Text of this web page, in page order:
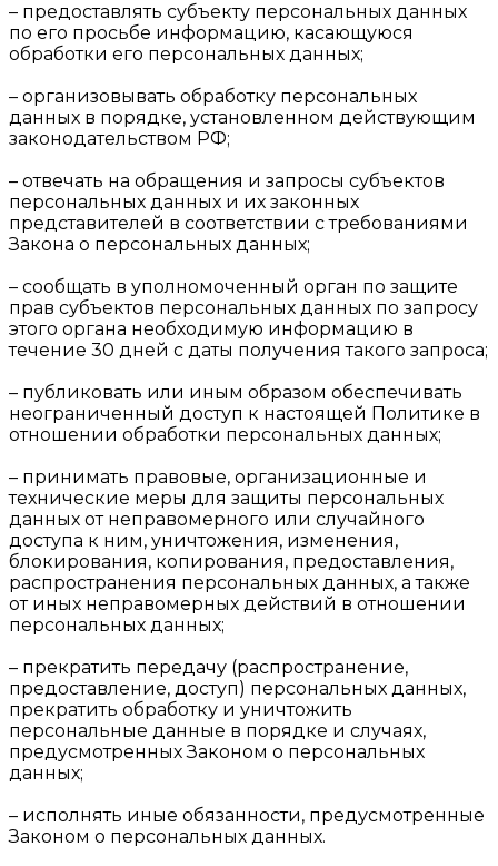
– предоставлять субъекту персональных данных
по его просьбе информацию, касающуюся
обработки его персональных данных;
– организовывать обработку персональных
данных в порядке, установленном действующим
законодательством РФ;
– отвечать на обращения и запросы субъектов
персональных данных и их законных
представителей в соответствии с требованиями
Закона о персональных данных;
– сообщать в уполномоченный орган по защите
прав субъектов персональных данных по запросу
этого органа необходимую информацию в
течение 30 дней с даты получения такого запроса;
– публиковать или иным образом обеспечивать
неограниченный доступ к настоящей Политике в
отношении обработки персональных данных;
– принимать правовые, организационные и
технические меры для защиты персональных
данных от неправомерного или случайного
доступа к ним, уничтожения, изменения,
блокирования, копирования, предоставления,
распространения персональных данных, а также
от иных неправомерных действий в отношении
персональных данных;
– прекратить передачу (распространение,
предоставление, доступ) персональных данных,
прекратить обработку и уничтожить
персональные данные в порядке и случаях,
предусмотренных Законом о персональных
данных;
– исполнять иные обязанности, предусмотренные
Законом о персональных данных.